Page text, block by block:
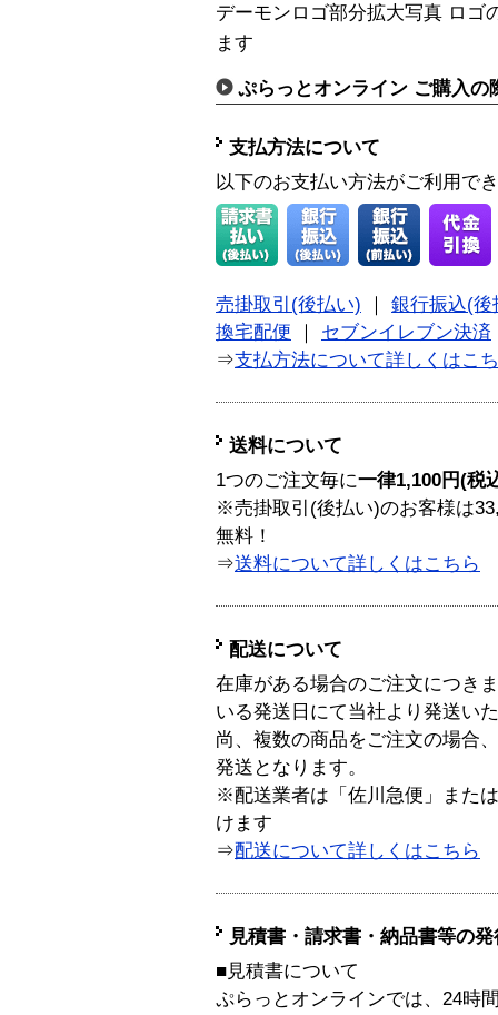
デーモンロゴ部分拡大写真 ロゴ
ます
ぷらっとオンライン ご購入の
支払方法について
以下のお支払い方法がご利用で
売掛取引(後払い)
銀行振込(後
換宅配便
セブンイレブン決済
⇒支払方法について詳しくはこ
送料について
1つのご注文毎に一律1,100円(税
※売掛取引(後払い)のお客様は
無料！
⇒送料について詳しくはこちら
配送について
在庫がある場合のご注文につき
いる発送日にて当社より発送い
尚、複数の商品をご注文の場合
発送となります。
※配送業者は「佐川急便」また
けます
⇒配送について詳しくはこちら
見積書・請求書・納品書等の
■見積書について
ぷらっとオンラインでは、24時